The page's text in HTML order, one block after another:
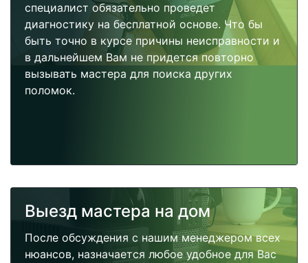
специалист обязательно проведет
диагностику на бесплатной основе. Что бы
быть точно в курсе причины неисправности и
в дальнейшем Вам не придется повторно
вызывать мастера для поиска других
поломок.
Выезд мастера на дом
После обсуждения с нашим менеджером всех
нюансов, назначается любое удобное для Вас